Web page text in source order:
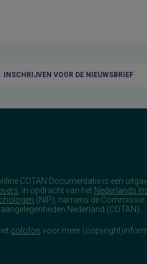
INSCHRIJVEN VOOR DE NIEUWSBRIEF
COTAN Documentatie is een
, in opdracht van het Nederlands
(NIP), namens de Commissie
Nederland (COTAN).
colofon voor meer